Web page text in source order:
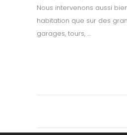
Nous intervenons aussi
habitation que sur des
garages, tours, …